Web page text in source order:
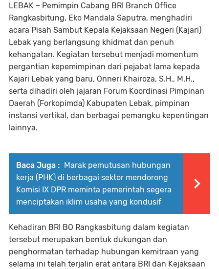
LEBAK – Pemimpin Cabang BRI Branch Office
Rangkasbitung, Eko Mandala Saputra, menghadiri
acara Pisah Sambut Kepala Kejaksaan Negeri (Kajari)
Lebak yang berlangsung khidmat dan penuh
kehangatan. Kegiatan tersebut menjadi momentum
pergantian kepemimpinan dari pejabat lama kepada
Kajari Lebak yang baru, Onneri Khairoza, S.H., M.H.,
serta dihadiri oleh jajaran Forum Koordinasi Pimpinan
Daerah (Forkopimda) Kabupaten Lebak, pimpinan
instansi vertikal, dan berbagai pemangku kepentingan
lainnya.
Baca Juga : Marak pemutusan hubungan
kerja (PHK) di berbagai sektor mendorong
Komisi IX DPR meminta pemerintah segera
menciptakan iklim usaha yang kondusif
Kehadiran BRI BO Rangkasbitung dalam kegiatan
tersebut merupakan bentuk dukungan dan
penghormatan terhadap hubungan kemitraan yang
selama ini telah terjalin erat antara BRI dan Kejaksaan